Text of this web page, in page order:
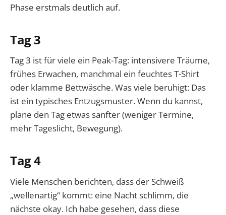
Phase erstmals deutlich auf.
Tag 3
Tag 3 ist für viele ein Peak-Tag: intensivere Träume,
frühes Erwachen, manchmal ein feuchtes T-Shirt
oder klamme Bettwäsche. Was viele beruhigt: Das
ist ein typisches Entzugsmuster. Wenn du kannst,
plane den Tag etwas sanfter (weniger Termine,
mehr Tageslicht, Bewegung).
Tag 4
Viele Menschen berichten, dass der Schweiß
„wellenartig“ kommt: eine Nacht schlimm, die
nächste okay. Ich habe gesehen, dass diese